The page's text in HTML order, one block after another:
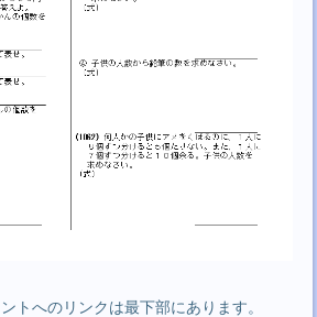
トへのリンクは最下部にあります。